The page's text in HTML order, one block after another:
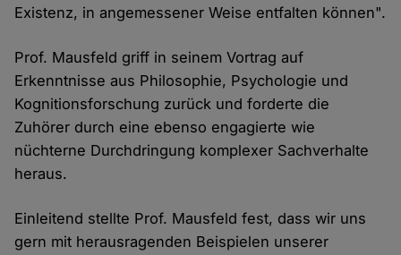
Existenz, in angemessener Weise entfalten können".
Prof. Mausfeld griff in seinem Vortrag auf
Erkenntnisse aus Philosophie, Psychologie und
Kognitionsforschung zurück und forderte die
Zuhörer durch eine ebenso engagierte wie
nüchterne Durchdringung komplexer Sachverhalte
heraus.
Einleitend stellte Prof. Mausfeld fest, dass wir uns
gern mit herausragenden Beispielen unserer